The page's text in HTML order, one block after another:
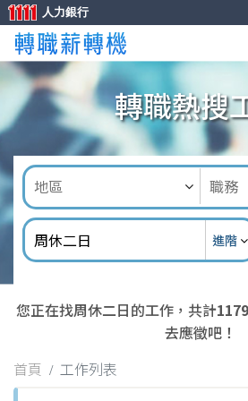
人力銀行
轉職熱搜
進階
您正在找周休二日的工作，共計
去應徵吧！
首頁
工作列表